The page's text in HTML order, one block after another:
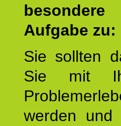
Aufgabe zu:
Sie sollten
Sie mit
werden